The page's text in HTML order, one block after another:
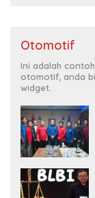
Otomotif
Ini adalah
otomotif, anda
widget.